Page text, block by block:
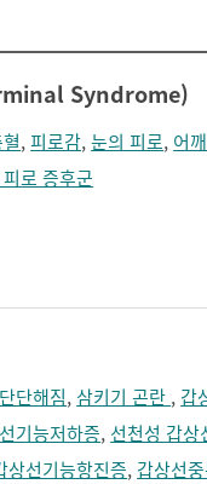
Syndrome)
,피로감,눈의 피로, 어
로 증후군
단해짐, 삼키기 곤란 , 갑
기능저하증, 선천성 갑상
상선기능항진증, 갑상선